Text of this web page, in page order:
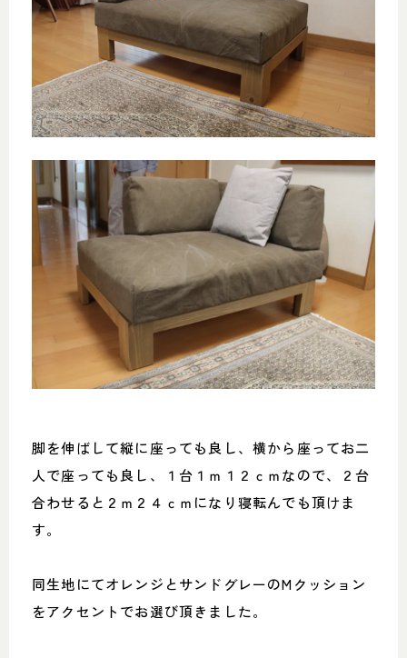
脚を伸ばして縦に座っても良し、横から座ってお二
人で座っても良し、１台１ｍ１２ｃｍなので、２台
合わせると２ｍ２４ｃｍになり寝転んでも頂けま
す。
同生地にてオレンジとサンドグレーのMクッション
をアクセントでお選び頂きました。